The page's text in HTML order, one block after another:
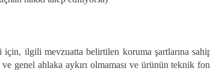
için, ilgili mevzuatta belirtilen koruma şartlarına
ve genel ahlaka aykırı olmaması ve ürünün